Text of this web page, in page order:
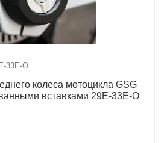
33E-O
колеса мотоцикла GSG
вставками 29E-33E-O